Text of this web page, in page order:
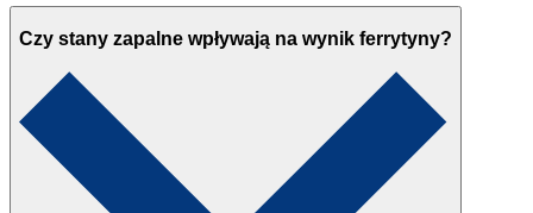
Czy stany zapalne wpływają na wynik ferrytyny?